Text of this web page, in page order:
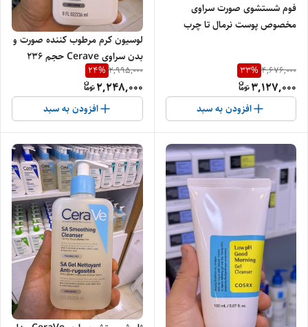
فوم شستشوی صورت سراوی
مخصوص پوست نرمال تا چرب
4,676,000
33%
3,127,000
افزودن به سبد
لوسیون کرم مرطوب کننده صورت و
بدن سراوی Cerave حجم 236
اصل
2,995,000
24%
2,248,000
افزودن به سبد